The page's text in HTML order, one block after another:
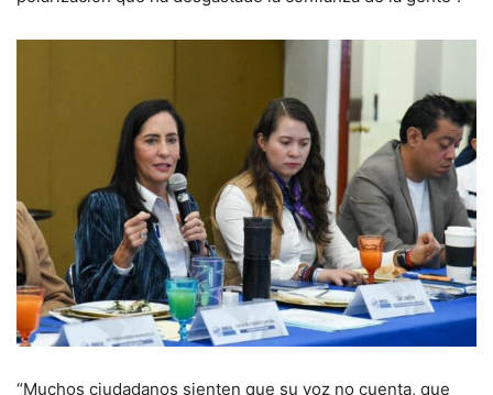
“Muchos ciudadanos sienten que su voz no cuenta, que